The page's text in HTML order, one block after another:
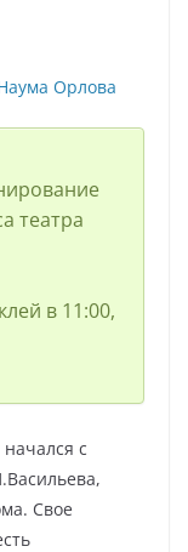
театра
в 11:00,
с
Свое